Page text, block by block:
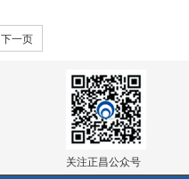
下一页
关注正昌公众号